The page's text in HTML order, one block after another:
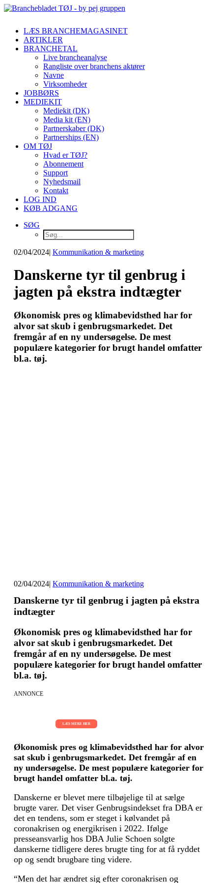
LÆS BRANCHEMAGASINET
ARTIKLER
BRANCHETAL
Live brancheanalyse
Rangliste over branchens aktører
Navne
Virksomheder
JOBBØRS
MEDIEKIT
Mediekit (DK)
Media kit (EN)
Partnerskaber (DK)
Partnerships (EN)
OM TØJ
Hvad er TØJ?
Abonnement
Support
Nyhedsmail
Kontakt
LOG IND
KØB ADGANG
SØG
02/04/2024| Kommunikation & marketing
Danskerne tyr til genbrug i
jagten på ekstra indtægter
Økonomisk pres og klimabevidsthed har for
alvor sat skub i genbrugsmarkedet. Det
fremgår af en ny undersøgelse. De mest
populære kategorier for brugt handel omfatter
bl.a. tøj.
02/04/2024| Kommunikation & marketing
Danskerne tyr til genbrug i jagten på ekstra
indtægter
Økonomisk pres og klimabevidsthed har for
alvor sat skub i genbrugsmarkedet. Det
fremgår af en ny undersøgelse. De mest
populære kategorier for brugt handel omfatter
bl.a. tøj.
ANNONCE
LÆS MERE HER
Økonomisk pres og klimabevidsthed har for alvor
sat skub i genbrugsmarkedet. Det fremgår af en
ny undersøgelse. De mest populære kategorier for
brugt handel omfatter bl.a. tøj.
Danskerne er blevet mere tilbøjelige til at sælge
brugte varer. Det viser Genbrugsindekset fra DBA er
det en tendens, som er steget i kølvandet på
coronakrisen og energikrisen i 2022. Ifølge
presseansvarlig hos DBA Julie Schoen solgte
danskerne tidligere deres brugte ting for at få ryddet
op og sendt brugbare ting videre.
“Men det har ændret sig efter coronakrisen og